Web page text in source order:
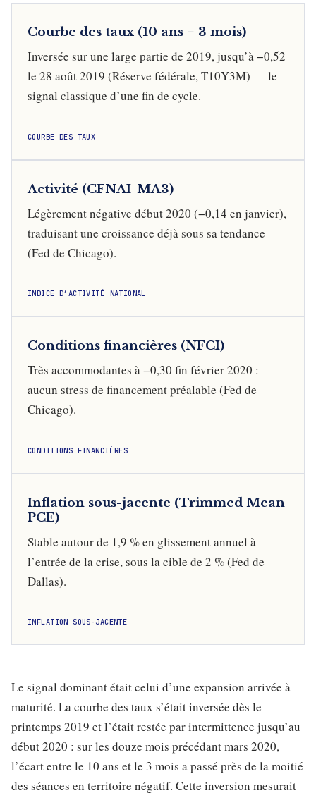
Courbe des taux (10 ans − 3 mois)
Inversée sur une large partie de 2019, jusqu’à −0,52
le 28 août 2019 (Réserve fédérale, T10Y3M) — le
signal classique d’une fin de cycle.
COURBE DES TAUX
Activité (CFNAI-MA3)
Légèrement négative début 2020 (−0,14 en janvier),
traduisant une croissance déjà sous sa tendance
(Fed de Chicago).
INDICE D’ACTIVITÉ NATIONAL
Conditions financières (NFCI)
Très accommodantes à −0,30 fin février 2020 :
aucun stress de financement préalable (Fed de
Chicago).
CONDITIONS FINANCIÈRES
Inflation sous-jacente (Trimmed Mean
PCE)
Stable autour de 1,9 % en glissement annuel à
l’entrée de la crise, sous la cible de 2 % (Fed de
Dallas).
INFLATION SOUS-JACENTE
Le signal dominant était celui d’une expansion arrivée à
maturité. La courbe des taux s’était inversée dès le
printemps 2019 et l’était restée par intermittence jusqu’au
début 2020 : sur les douze mois précédant mars 2020,
l’écart entre le 10 ans et le 3 mois a passé près de la moitié
des séances en territoire négatif. Cette inversion mesurait